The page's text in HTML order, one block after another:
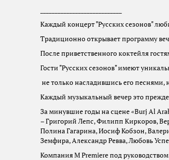
Каждый концерт "Русских сезонов"
Традиционно открывает программу
После приветственного коктейля
Гости "Русских сезонов" имеют
не только насладившись его песнями,
Каждый музыкальный вечер это
За минувшие годы на сцене «Burj Al
– Григорий Лепс, Филипп Киркоров,
Полина Гагарина, Иосиф Кобзон,
Земфира, Александр Ревва, Любовь
Компания M Premiere под